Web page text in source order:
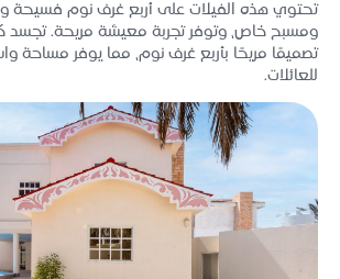
تحتوي هذه الفيلات على أربع غرف نوم
ومسبح خاص، وتوفر تجربة معيشة مريحة.تجسد
تصميمًا مريحًا بأربع غرف نوم، مما يوفر مساحة
للعائلات.